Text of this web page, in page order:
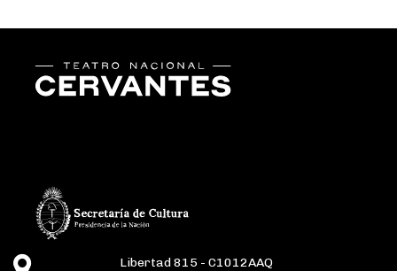
Libertad 815 - C1012AAQ